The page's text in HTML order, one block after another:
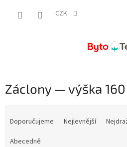
CZK
Záclony — výška
Doporučujeme Nejlevnější
Abecedně